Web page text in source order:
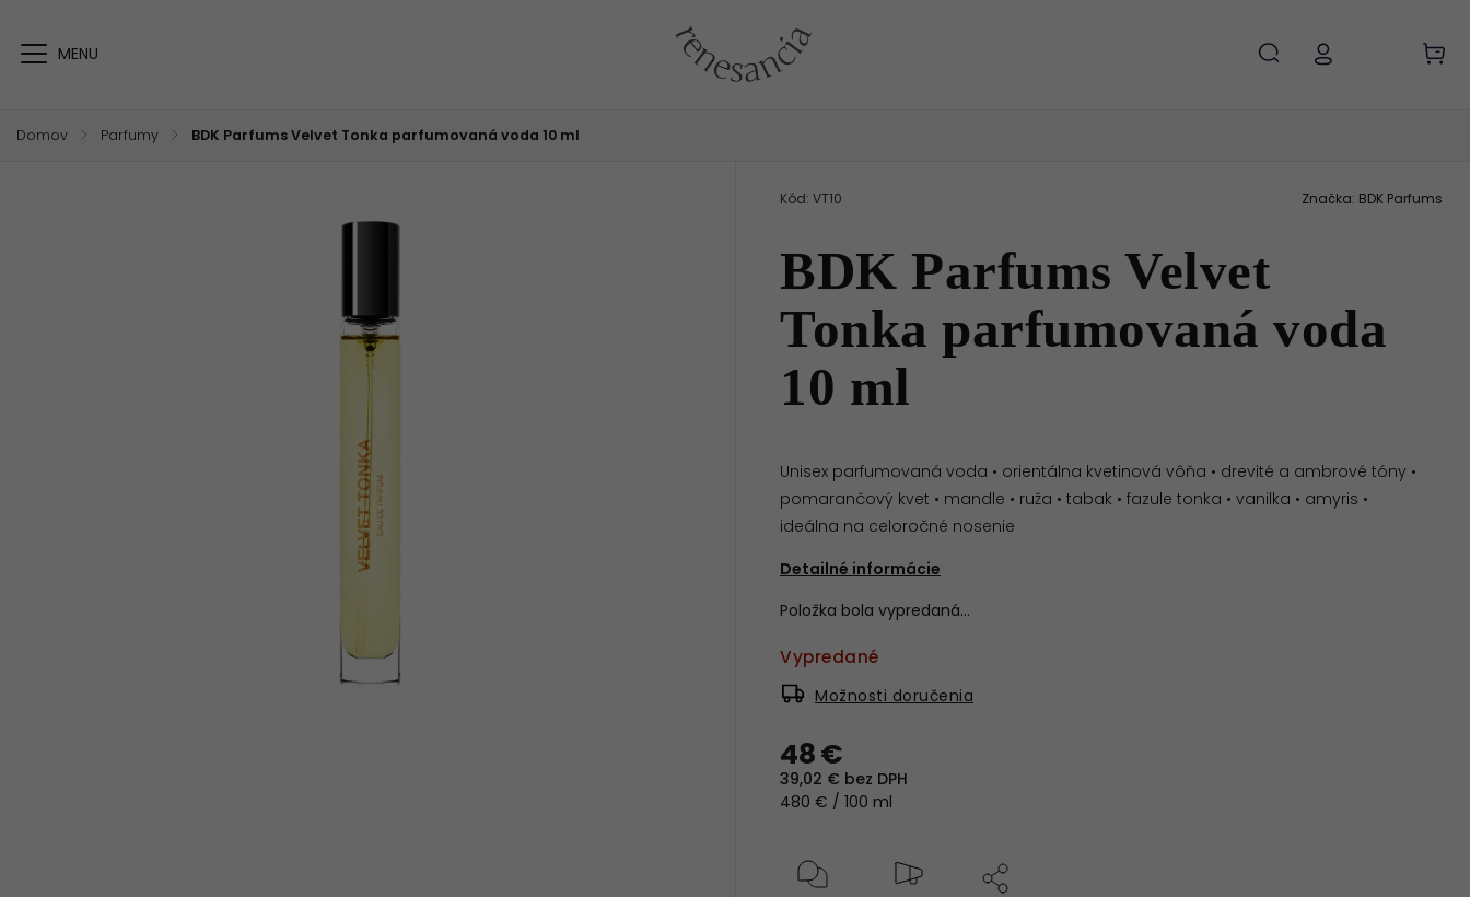
Domov / Parfumy / BDK Parfums Velvet Tonka parfumovaná voda 10 ml
BDK Parfums Velvet
Tonka parfumovaná voda
10 ml
Kód: VT10
Unisex parfumovaná voda • orientálna kvetinová vôňa • drevité a ambrové tóny •
pomarančový kvet • mandle • ruža • tabak • fazule tonka • vanilka • amyris •
ideálna na celoročné nosenie
Detailné informácie
Značka: BDK Parfums
Položka bola vypredaná…
48 €
39,02 € bez DPH
480 € / 100 ml
Vypredané
Možnosti doručenia